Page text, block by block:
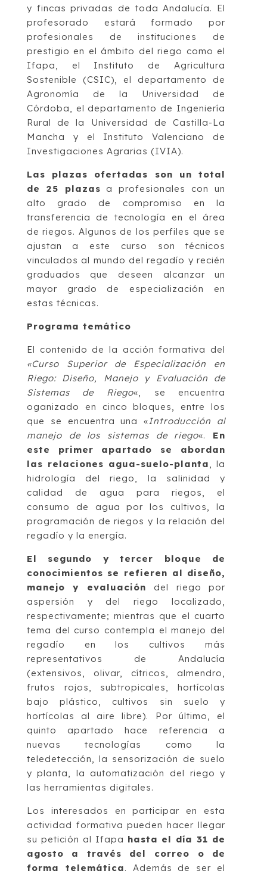
y fincas privadas de toda Andalucía. El
profesorado estará formado por
profesionales de instituciones de
prestigio en el ámbito del riego como el
Ifapa, el Instituto de Agricultura
Sostenible (CSIC), el departamento de
Agronomía de la Universidad de
Córdoba, el departamento de Ingeniería
Rural de la Universidad de Castilla-La
Mancha y el Instituto Valenciano de
Investigaciones Agrarias (IVIA).
Las plazas ofertadas son un total
de 25 plazas a profesionales con un
alto grado de compromiso en la
transferencia de tecnología en el área
de riegos. Algunos de los perfiles que se
ajustan a este curso son técnicos
vinculados al mundo del regadío y recién
graduados que deseen alcanzar un
mayor grado de especialización en
estas técnicas.
Programa temático
El contenido de la acción formativa del
«Curso Superior de Especialización en
Riego: Diseño, Manejo y Evaluación de
Sistemas de Riego«, se encuentra
oganizado en cinco bloques, entre los
que se encuentra una «Introducción al
manejo de los sistemas de riego«. En
este primer apartado se abordan
las relaciones agua-suelo-planta, la
hidrología del riego, la salinidad y
calidad de agua para riegos, el
consumo de agua por los cultivos, la
programación de riegos y la relación del
regadío y la energía.
El segundo y tercer bloque de
conocimientos se refieren al diseño,
manejo y evaluación del riego por
aspersión y del riego localizado,
respectivamente; mientras que el cuarto
tema del curso contempla el manejo del
regadío en los cultivos más
representativos de Andalucía
(extensivos, olivar, cítricos, almendro,
frutos rojos, subtropicales, hortícolas
bajo plástico, cultivos sin suelo y
hortícolas al aire libre). Por último, el
quinto apartado hace referencia a
nuevas tecnologías como la
teledetección, la sensorización de suelo
y planta, la automatización del riego y
las herramientas digitales.
Los interesados en participar en esta
actividad formativa pueden hacer llegar
su petición al Ifapa hasta el día 31 de
agosto a través del correo o de
forma telemática. Además de ser el